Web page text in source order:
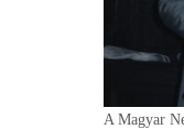
A Magyar